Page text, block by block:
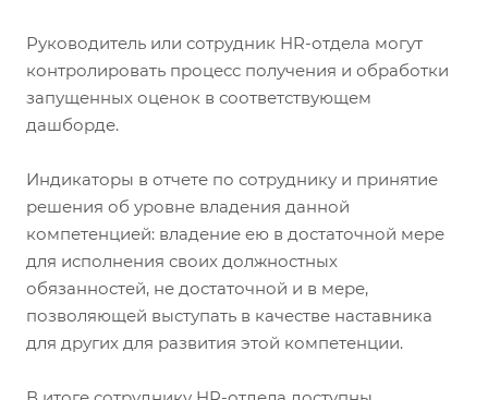
Руководитель или сотрудник HR-отдела могут
контролировать процесс получения и обработки
запущенных оценок в соответствующем
дашборде.
Индикаторы в отчете по сотруднику и принятие
решения об уровне владения данной
компетенцией: владение ею в достаточной мере
для исполнения своих должностных
обязанностей, не достаточной и в мере,
позволяющей выступать в качестве наставника
для других для развития этой компетенции.